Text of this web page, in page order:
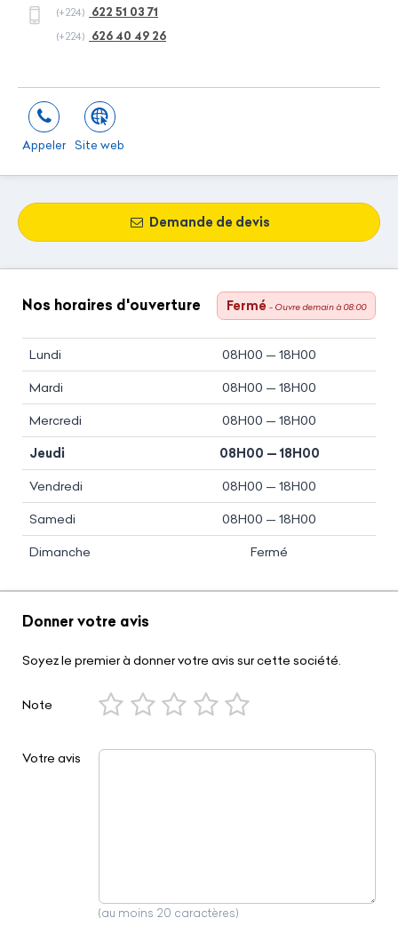
(+224) 622 51 03 71
(+224) 626 40 49 26
Appeler Site web
Demande de devis
Nos horaires d'ouverture Fermé - Ouvre demain à 08:00
Lundi 08H00 — 18H00
Mardi 08H00 — 18H00
Mercredi 08H00 — 18H00
Jeudi 08H00 — 18H00
Vendredi 08H00 — 18H00
Samedi 08H00 — 18H00
Dimanche Fermé
Donner votre avis
Soyez le premier à donner votre avis sur cette société.
Note
Votre avis
(au moins 20 caractères)